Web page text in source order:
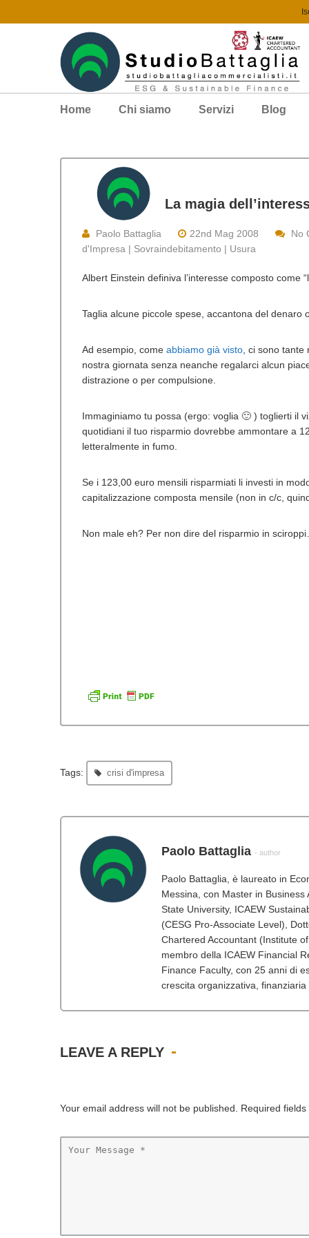
Home Chi siamo Servizi Blog
La magia
Paolo Battaglia 22nd Mag 2008
No
d'Impresa | Sovraindebitamento | Usura
Albert Einstein definiva l’interesse composto come
Taglia alcune piccole spese, accantona del denaro
Ad esempio, come abbiamo già visto, ci sono tante
nostra giornata senza neanche regalarci alcun
distrazione o per compulsione.
Immaginiamo tu possa (ergo: voglia 🙂 ) toglierti il
quotidiani il tuo risparmio dovrebbe ammontare a
letteralmente in fumo.
Se i 123,00 euro mensili risparmiati li investi in
capitalizzazione composta mensile (non in c/c,
Non male eh? Per non dire del risparmio in
Tags: crisi d'impresa
Paolo Battaglia - author
Paolo Battaglia, è laureato in
Messina, con Master in
State University, ICAEW
(CESG Pro-Associate Level),
Chartered Accountant (Institute
membro della ICAEW Financial
Finance Faculty, con 25 anni di
crescita organizzativa,
LEAVE A REPLY
Your email address will not be published. Required